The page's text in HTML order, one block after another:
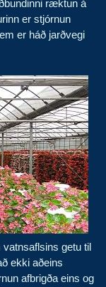
ræktun á
er stjórnun
er háð jarðvegi
getu til
ekki aðeins
afbrigða eins og